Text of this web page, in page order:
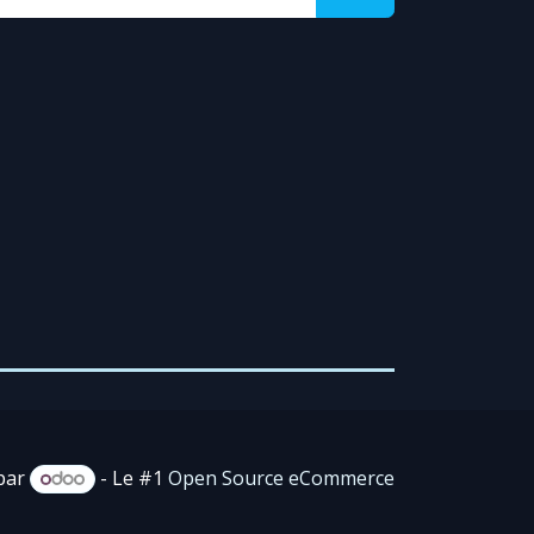
- Le #1 Open Source eCommerce